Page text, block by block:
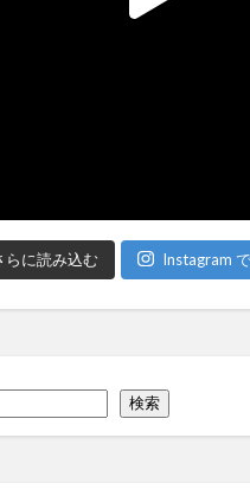
らに読み込む Instagram
検索